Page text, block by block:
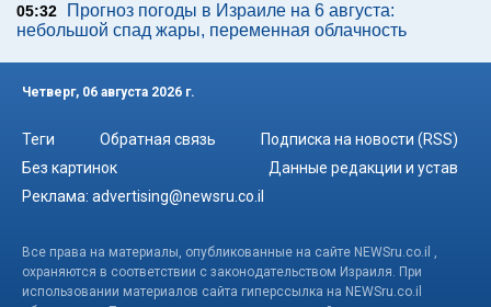
05:32
Прогноз погоды в Израиле на 6 августа:
небольшой спад жары, переменная облачность
Четверг, 06 августа 2026 г.
Теги Обратная связь
Подписка на новости (RSS)
Без картинок
Данные редакции и устав
Реклама: advertising@newsru.co.il
Все права на материалы, опубликованные на сайте NEWSru.co.il ,
охраняются в соответствии с законодательством Израиля. При
использовании материалов сайта гиперссылка на NEWSru.co.il